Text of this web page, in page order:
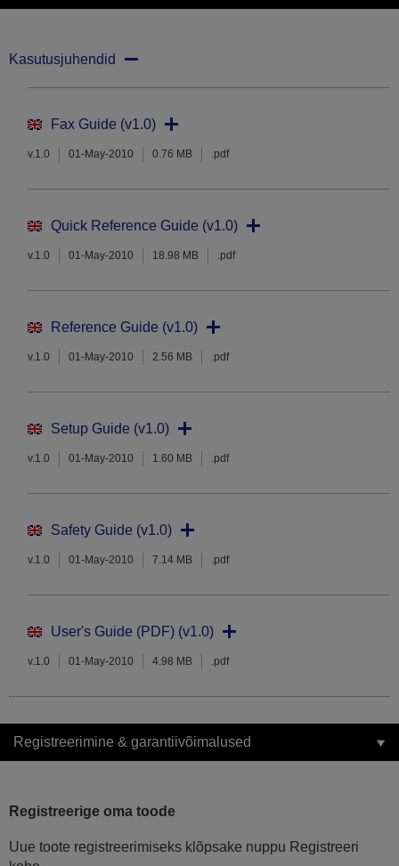
Kasutusjuhendid
Fax Guide (v1.0)
v.1.0 01-May-2010 0.76 MB .pdf
Quick Reference Guide (v1.0)
v.1.0 01-May-2010 18.98 MB .pdf
Reference Guide (v1.0)
v.1.0 01-May-2010 2.56 MB .pdf
Setup Guide (v1.0)
v.1.0 01-May-2010 1.60 MB .pdf
Safety Guide (v1.0)
v.1.0 01-May-2010 7.14 MB .pdf
User's Guide (PDF) (v1.0)
v.1.0 01-May-2010 4.98 MB .pdf
Registreerimine & garantiivõimalused
Registreerige oma toode
Uue toote registreerimiseks klõpsake nuppu Registreeri